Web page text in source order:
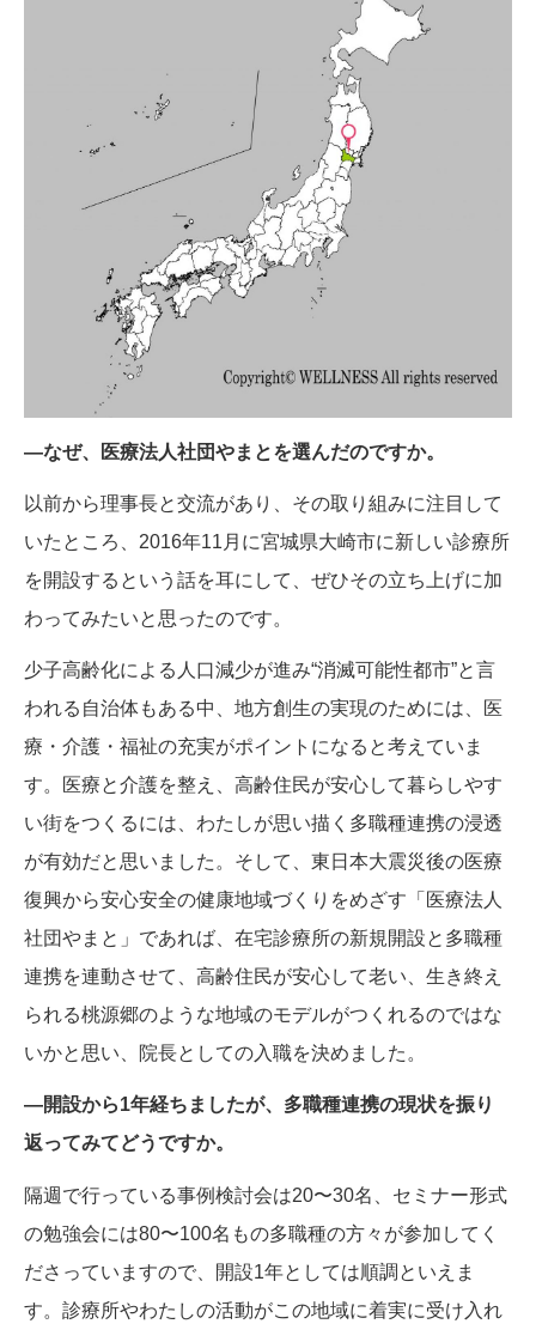
―なぜ、医療法人社団やまとを選んだのですか。
以前から理事長と交流があり、その取り組みに注目して
いたところ、2016年11月に宮城県大崎市に新しい診療所
を開設するという話を耳にして、ぜひその立ち上げに加
わってみたいと思ったのです。
少子高齢化による人口減少が進み“消滅可能性都市”と言
われる自治体もある中、地方創生の実現のためには、医
療・介護・福祉の充実がポイントになると考えていま
す。医療と介護を整え、高齢住民が安心して暮らしやす
い街をつくるには、わたしが思い描く多職種連携の浸透
が有効だと思いました。そして、東日本大震災後の医療
復興から安心安全の健康地域づくりをめざす「医療法人
社団やまと」であれば、在宅診療所の新規開設と多職種
連携を連動させて、高齢住民が安心して老い、生き終え
られる桃源郷のような地域のモデルがつくれるのではな
いかと思い、院長としての入職を決めました。
―開設から1年経ちましたが、多職種連携の現状を振り
返ってみてどうですか。
隔週で行っている事例検討会は20〜30名、セミナー形式
の勉強会には80〜100名もの多職種の方々が参加してく
ださっていますので、開設1年としては順調といえま
す。診療所やわたしの活動がこの地域に着実に受け入れ